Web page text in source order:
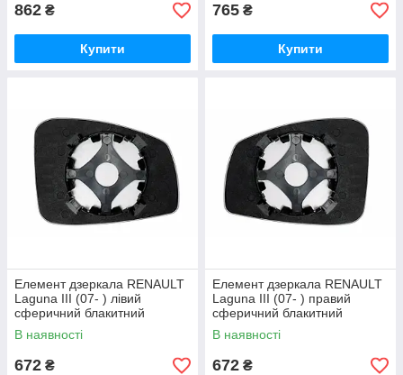
862 ₴
Купити
765 ₴
Купити
Елемент дзеркала RENAULT
Laguna III (07- ) лівий
сферичний блакитний
В наявності
672 ₴
Елемент дзеркала RENAULT
Laguna III (07- ) правий
сферичний блакитний
В наявності
672 ₴